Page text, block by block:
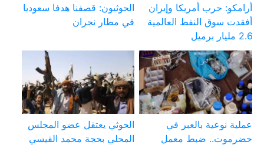
أرامكو: حرب أمريكا وإيران
أفقدت سوق النفط العالمية
2.6 مليار برميل
الحوثيون: قصفنا هدفا سعوديا
في مطار نجران
عملية نوعية بالعبر في
حضرموت.. ضبط معمل
الحوثي يعتقل عضو المجلس
المحلي بحجة محمد القيسي